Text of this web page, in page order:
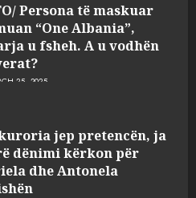
Persona të maskuar
“One Albania”,
u fsheh. A u vodhën
25, 2025
jep pretencën, ja
dënimi kërkon për
dhe Antonela